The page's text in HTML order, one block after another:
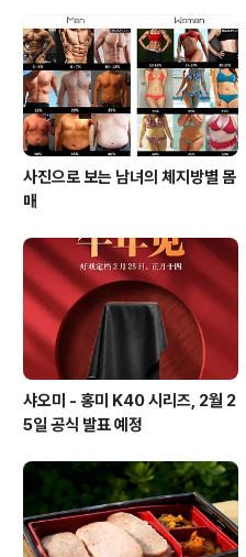
사진으로 보는 남녀의 체지방별 몸
매
샤오미 - 홍미 K40 시리즈, 2월 2
5일 공식 발표 예정